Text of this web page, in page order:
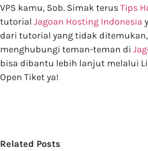
VPS kamu, Sob. Simak terusTips
tutorial Jagoan Hosting Indonesia
dari tutorial yang tidak
menghubungi teman-teman di
bisa dibantu lebih lanjut melalui
Open Tiket ya!
Related Posts